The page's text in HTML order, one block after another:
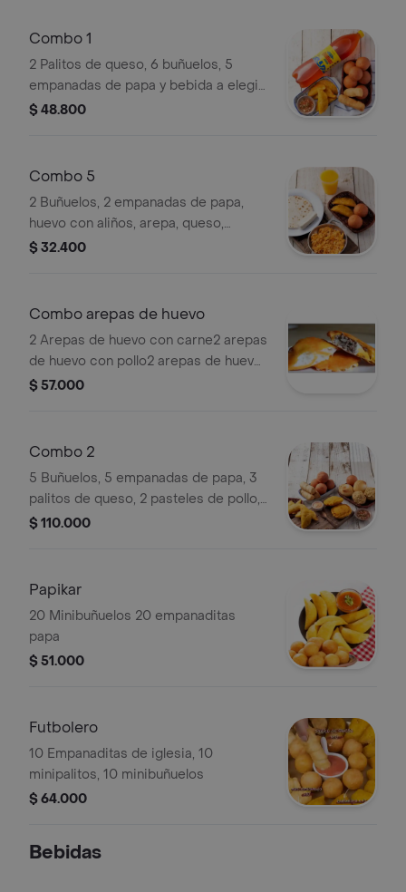
Combo 1
2 Palitos de queso, 6 buñuelos, 5
empanadas de papa y bebida a elegir
1.5 lt.
$ 48.800
Combo 5
2 Buñuelos, 2 empanadas de papa,
huevo con aliños, arepa, queso,
mantequilla y 1 bebida a elegir.
$ 32.400
Combo arepas de huevo
2 Arepas de huevo con carne2 arepas
de huevo con pollo2 arepas de huevo
sencilla (solo huevo).
$ 57.000
Combo 2
5 Buñuelos, 5 empanadas de papa, 3
palitos de queso, 2 pasteles de pollo,
2 papas rellenas, 2 pan de bonos y 1
$ 110.000
Papikar
20 Minibuñuelos 20 empanaditas
papa
$ 51.000
Futbolero
10 Empanaditas de iglesia, 10
minipalitos, 10 minibuñuelos
$ 64.000
Bebidas